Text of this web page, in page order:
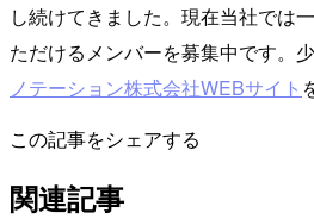
し続けてきました。現在当社では
ただけるメンバーを募集中です。
ノテーション株式会社WEBサイト
この記事をシェアする
関連記事